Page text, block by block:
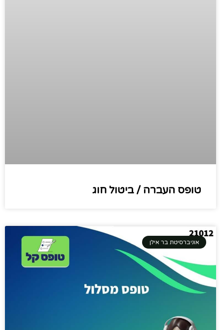
טופס העברה / ביטול חוג
אוניברסיטת בר אילן